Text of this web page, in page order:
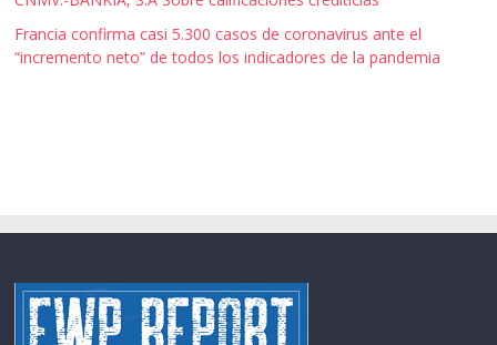
Francia confirma casi 5.300 casos de coronavirus ante el
“incremento neto” de todos los indicadores de la pandemia